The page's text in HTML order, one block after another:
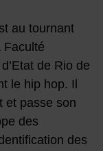
au tournant
Faculté
de Rio de
le hip hop. Il
et passe son
des
des